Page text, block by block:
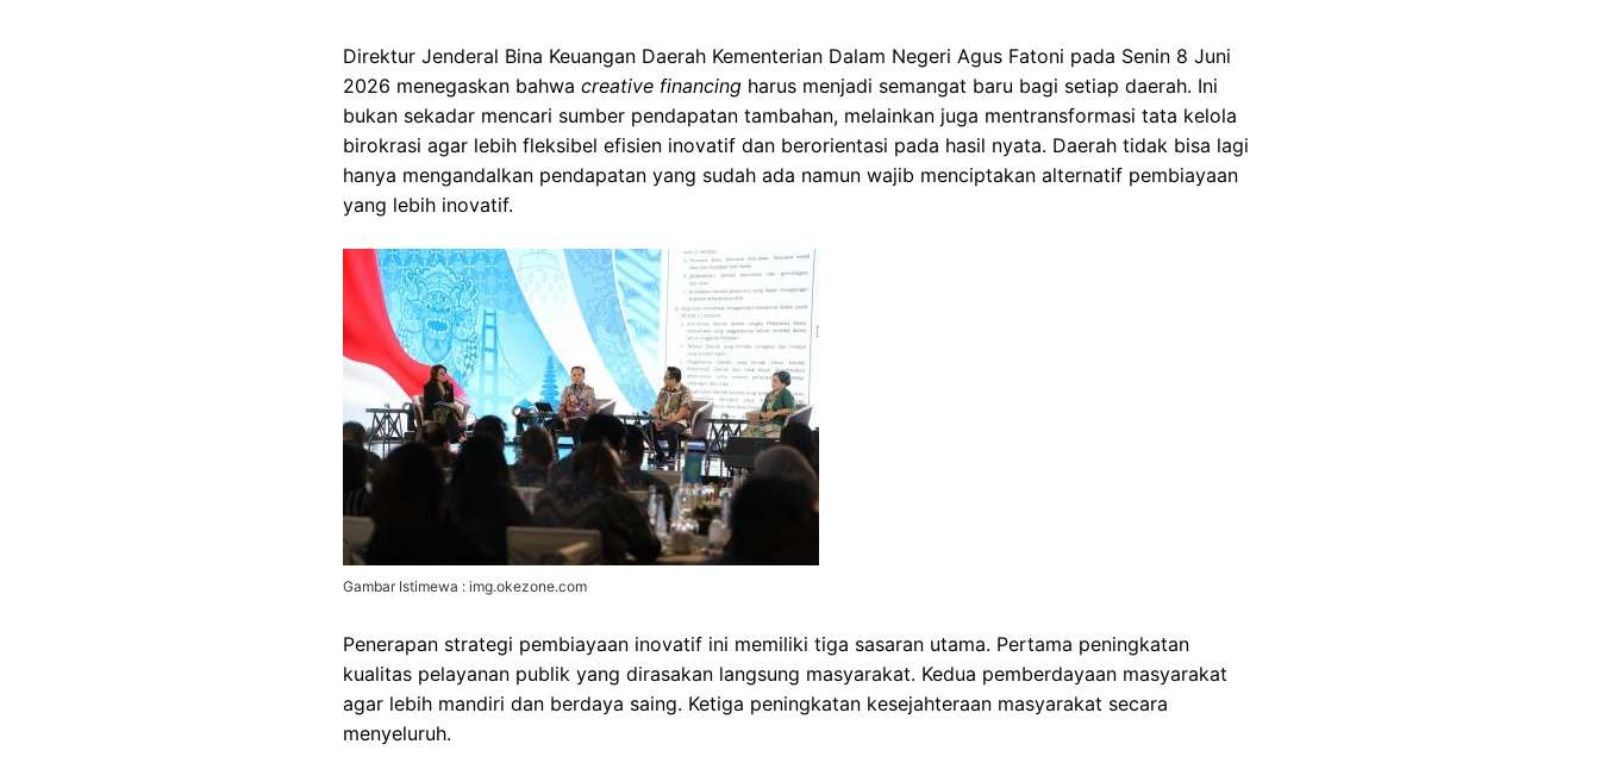
Direktur Jenderal Bina Keuangan Daerah Kementerian Dalam Negeri Agus Fatoni pada Senin 8 Juni
2026 menegaskan bahwa creative financing harus menjadi semangat baru bagi setiap daerah. Ini
bukan sekadar mencari sumber pendapatan tambahan, melainkan juga mentransformasi tata kelola
birokrasi agar lebih fleksibel efisien inovatif dan berorientasi pada hasil nyata. Daerah tidak bisa lagi
hanya mengandalkan pendapatan yang sudah ada namun wajib menciptakan alternatif pembiayaan
yang lebih inovatif.
Gambar Istimewa : img.okezone.com
Penerapan strategi pembiayaan inovatif ini memiliki tiga sasaran utama. Pertama peningkatan
kualitas pelayanan publik yang dirasakan langsung masyarakat. Kedua pemberdayaan masyarakat
agar lebih mandiri dan berdaya saing. Ketiga peningkatan kesejahteraan masyarakat secara
menyeluruh.